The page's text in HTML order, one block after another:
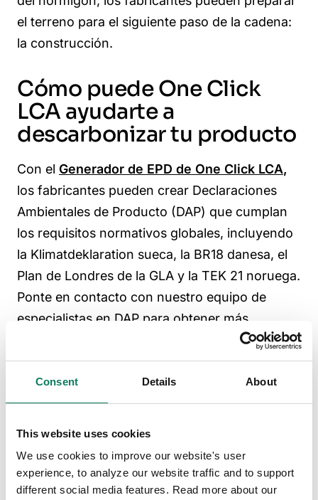
Consent Details About
This website uses cookies
We use cookies to improve our website's user
experience, to analyze our website traffic and to support
different social media features. Read more about our
el terreno para el siguiente paso de la cadena:
la construcción.
Cómo puede One Click
LCA ayudarte a
descarbonizar tu producto
Con el Generador de EPD de One Click LCA,
los fabricantes pueden crear Declaraciones
Ambientales de Producto (DAP) que cumplan
los requisitos normativos globales, incluyendo
la Klimatdeklaration sueca, la BR18 danesa, el
Plan de Londres de la GLA y la TEK 21 noruega.
Ponte en contacto con nuestro equipo de
especialistas en DAP para obtener más
información sobre la creación de DAP de
hormigón.
¿Quieres saber más?
Explora más artículos sobre el tema.